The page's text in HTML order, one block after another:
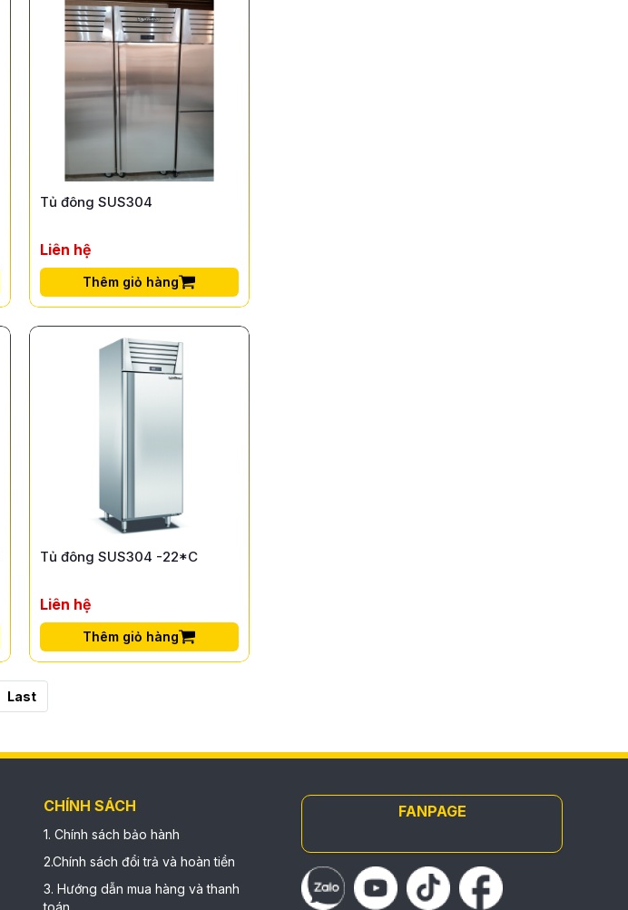
Tủ đông SUS304
Liên hệ
Thêm giỏ hàng
Tủ đông SUS304 -22*C
Liên hệ
Thêm giỏ hàng
Last
CHÍNH SÁCH
1. Chính sách bảo hành
2.Chính sách đổi trả và hoàn tiền
3. Hướng dẫn mua hàng và thanh
toán
FANPAGE